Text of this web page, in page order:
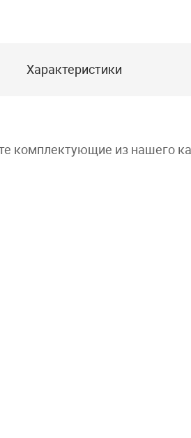
Характеристики
комплектующие из нашего